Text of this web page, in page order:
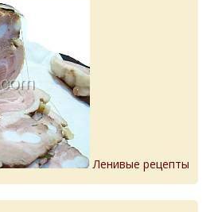
Ленивые рецепты